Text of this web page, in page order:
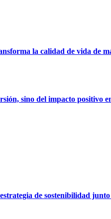
la calidad de vida de
sino del impacto positivo
de sostenibilidad